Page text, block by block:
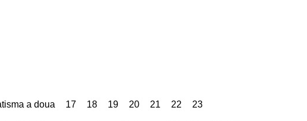
a doua 17 18 19 20 21 22 23